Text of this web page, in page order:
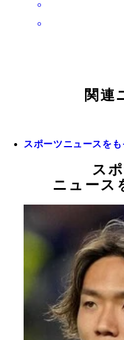
関連
スポーツニュースをも
ス
ニュース